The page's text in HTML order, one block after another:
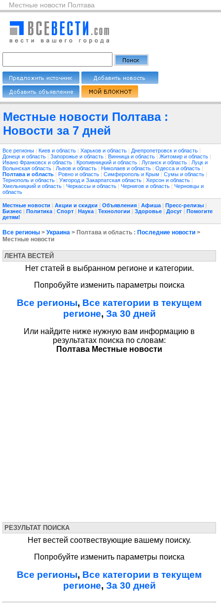
Местные новости Полтава
Местные новости Полтава :
Новости за 7 дней
Все регионы | Киев и область | Харьков и область | Днепропетровск и область |
Донецк и область | Запорожье и область | Винница и область | Житомир и область |
Ивано Франковск и область | Кропивницкий и область | Луганск и область | Луцк и
Волынская область | Львов и область | Николаев и область | Одесса и область |
Полтава и область | Ровно и область | Симферополь и Крым | Сумы и область |
Тернополь и область | Ужгород и Закарпатская область | Херсон и область |
Хмельницкий и область | Черкассы и область | Чернигов и область | Черновцы и
область
Местные новости | Акции и скидки | Объявления | Афиша | Пресс-релизы |
Бизнес | Политика | Спорт | Наука | Технологии | Здоровье | Досуг | Помогите
детям!
Все регионы > Украина > Полтава и область : Последние новости >
Местные новости
ЛЕНТА ВЕСТЕЙ
Нет статей в выбранном регионе и категории.
Попробуйте изменить параметры поиска
Все регионы, Все категории в текущем
регионе, За 30 дней
Или найдите ниже нужную вам информацию в
результатах поиска по словам:
Полтава Местные новости
РЕЗУЛЬТАТ ПОИСКА
Нет вестей соотвествующие вашему поиску.
Попробуйте изменить параметры поиска
Все регионы, Все категории в текущем
регионе, За 30 дней